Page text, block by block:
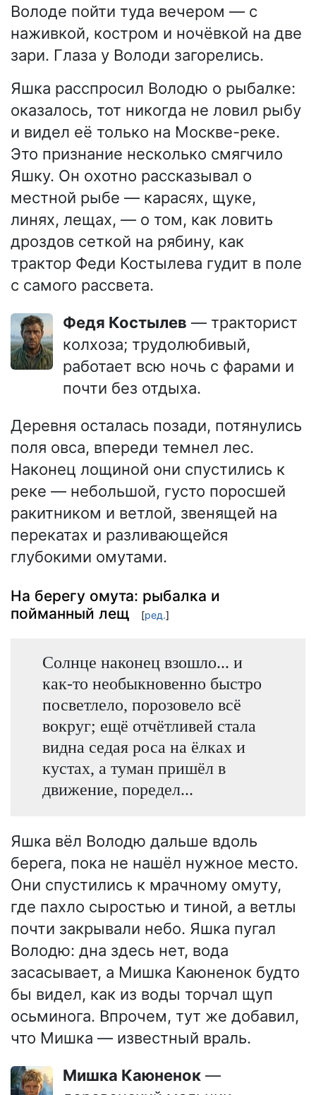
Володе пойти туда вечером — с
наживкой, костром и ночёвкой на две
зари. Глаза у Володи загорелись.
Яшка расспросил Володю о рыбалке:
оказалось, тот никогда не ловил рыбу
и видел её только на Москве-реке.
Это признание несколько смягчило
Яшку. Он охотно рассказывал о
местной рыбе — карасях, щуке,
линях, лещах, — о том, как ловить
дроздов сеткой на рябину, как
трактор Феди Костылева гудит в поле
с самого рассвета.
Федя Костылев — тракторист
колхоза; трудолюбивый,
работает всю ночь с фарами и
почти без отдыха.
Деревня осталась позади, потянулись
поля овса, впереди темнел лес.
Наконец лощиной они спустились к
реке — небольшой, густо поросшей
ракитником и ветлой, звенящей на
перекатах и разливающейся
глубокими омутами.
На берегу омута: рыбалка и
пойманный лещ
[ред.]
Солнце наконец взошло... и
как-то необыкновенно быстро
посветлело, порозовело всё
вокруг; ещё отчётливей стала
видна седая роса на ёлках и
кустах, а туман пришёл в
движение, поредел...
Яшка вёл Володю дальше вдоль
берега, пока не нашёл нужное место.
Они спустились к мрачному омуту,
где пахло сыростью и тиной, а ветлы
почти закрывали небо. Яшка пугал
Володю: дна здесь нет, вода
засасывает, а Мишка Каюненок будто
бы видел, как из воды торчал щуп
осьминога. Впрочем, тут же добавил,
что Мишка — известный враль.
Мишка Каюненок —